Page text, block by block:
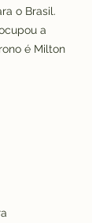
o Brasil.
a
é Milton